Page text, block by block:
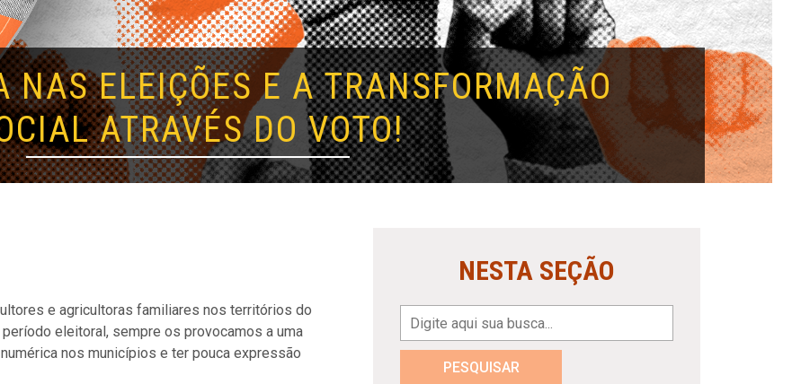
NAS ELEIÇÕES E A TRANSFORMAÇÃO
ATRAVÉS DO VOTO!
e agricultoras familiares nos territórios do
eleitoral, sempre os provocamos a uma
nos municípios e ter pouca expressão
NESTA SEÇÃO
PESQUISAR